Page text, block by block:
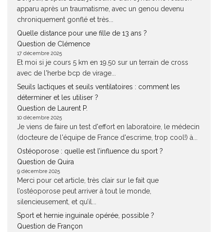
apparu après un traumatisme, avec un genou devenu
chroniquement gonflé et très...
Quelle distance pour une fille de 13 ans ?
Question de Clémence
17 décembre 2025
Et moi si je cours 5 km en 19.50 sur un terrain de cross
avec de l'herbe bcp de virage...
Seuils lactiques et seuils ventilatoires : comment les
déterminer et les utiliser ?
Question de Laurent P.
10 décembre 2025
Je viens de faire un test d'effort en laboratoire, le médecin
(docteure de l'équipe de France d'escrime, trop cool!) à...
Ostéoporose : quelle est l’influence du sport ?
Question de Quira
9 décembre 2025
Merci pour cet article, très clair sur le fait que
l’ostéoporose peut arriver à tout le monde,
silencieusement, et qu’il...
Sport et hernie inguinale opérée, possible ?
Question de Françon